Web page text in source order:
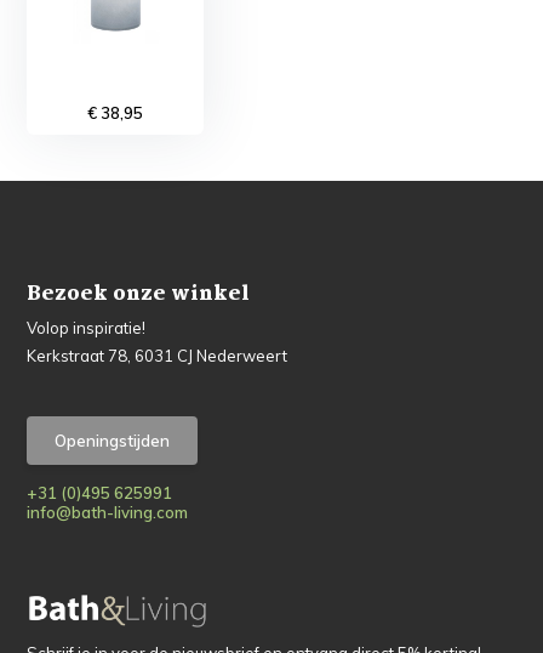
€ 38,95
Bezoek onze winkel
Volop inspiratie!
Kerkstraat 78, 6031 CJ Nederweert
Openingstijden
+31 (0)495 625991
info@bath-living.com